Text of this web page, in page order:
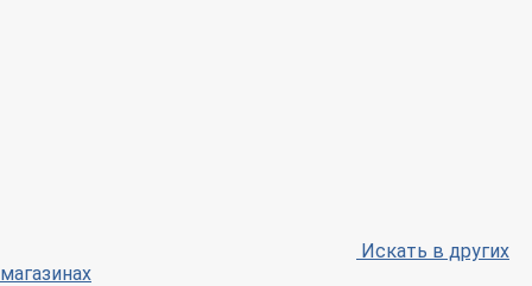
Искать в других
магазинах